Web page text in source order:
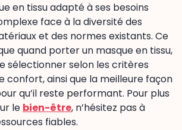
en tissu adapté à ses besoins
face à la diversité des
et des normes existants. Ce
quand porter un masque en tissu,
sélectionner selon les critères
confort, ainsi que la meilleure façon
qu’il reste performant. Pour plus
le bien-être, n’hésitez pas à
fiables.